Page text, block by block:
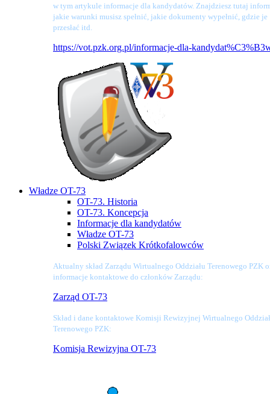
w tym artykule informacje dla kandydatów. Znajdziesz tutaj
jakie warunki musisz spełnić, jakie dokumenty wypełnić, gdzie je
przesłać itd.
https://vot.pzk.org.pl/informacje-dla-
Władze OT-73
OT-73. Historia
OT-73. Koncepcja
Informacje dla kandydatów
Władze OT-73
Polski Związek Krótkofalowców
Aktualny skład Zarządu Wirtualnego Oddziału Terenowego PZK
informacje kontaktowe do członków Zarządu:
Zarząd OT-73
Skład i dane kontaktowe Komisji Rewizyjnej Wirtualnego
Terenowego PZK:
Komisja Rewizyjna OT-73